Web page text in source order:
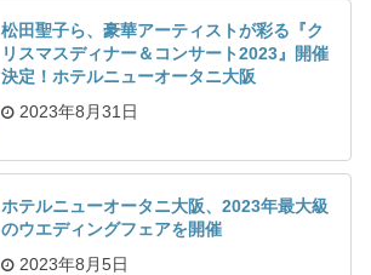
松田聖子ら、豪華アーティストが彩る『ク
リスマスディナー＆コンサート2023』開催
決定！ホテルニューオータニ大阪
2023年8月31日
ホテルニューオータニ大阪、2023年最大級
のウエディングフェアを開催
2023年8月5日